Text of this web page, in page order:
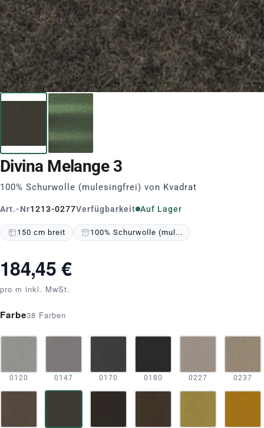
Divina Melange 3
100% Schurwolle (mulesingfrei) von Kvadrat
Art.-Nr1213-0277Verfügbarkeit Auf Lager
150 cm breit 100% Schurwolle (mul...
184,45 €
pro m inkl. MwSt.
Farbe38 Farben
0120 0147 0170 0180 0227 0237